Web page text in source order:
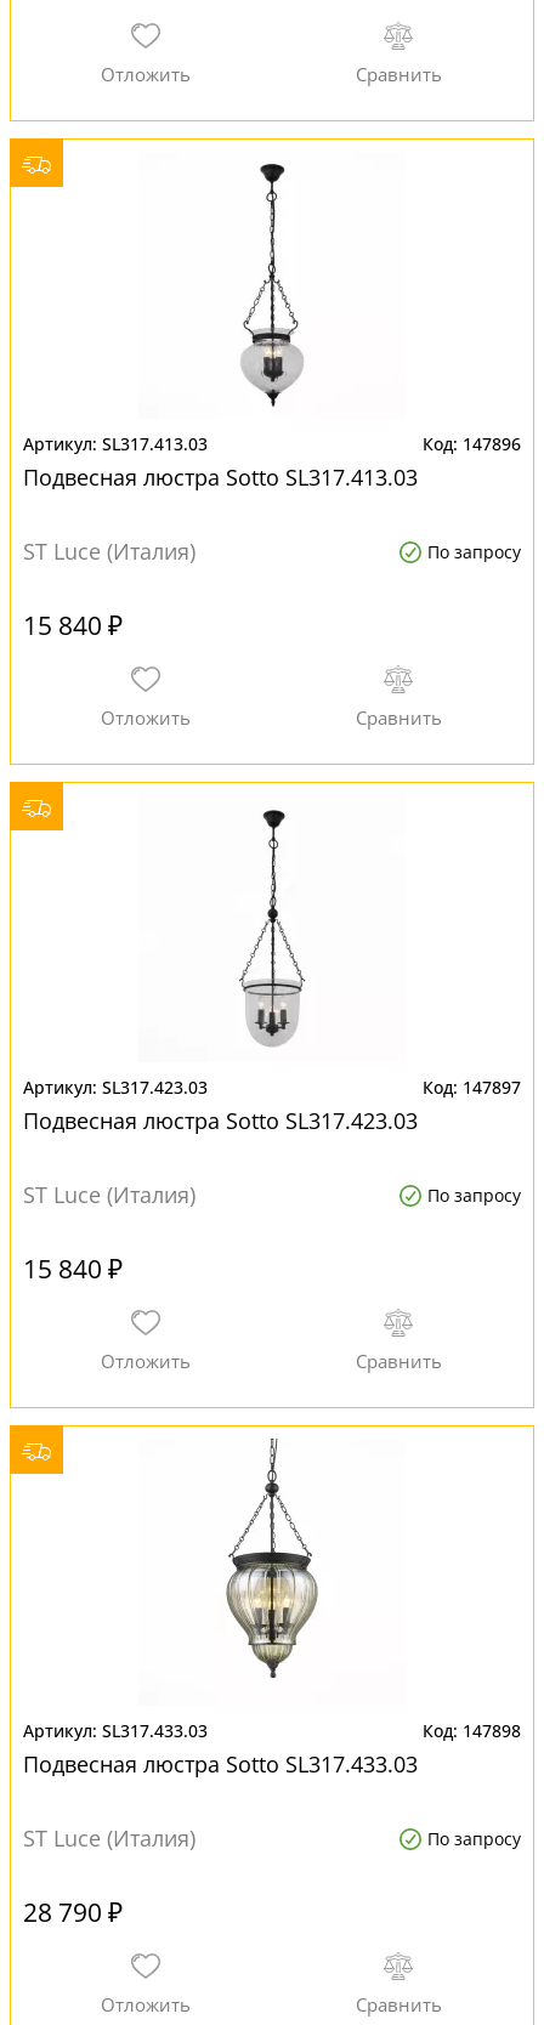
SL317.413.03 147896
Подвесная люстра Sotto SL317.413.03
ST Luce (Италия) По запросу
15 840 ₽
SL317.423.03 147897
Подвесная люстра Sotto SL317.423.03
ST Luce (Италия) По запросу
15 840 ₽
SL317.433.03 147898
Подвесная люстра Sotto SL317.433.03
ST Luce (Италия) По запросу
28 790 ₽